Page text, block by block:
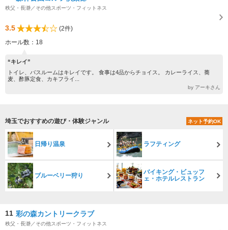
秩父・長瀞／その他スポーツ・フィットネス
3.5
(2件)
ホール数：18
“キレイ”
トイレ、バスルームはキレイです。 食事は4品からチョイス。 カレーライス、蕎
麦、酢豚定食、カキフライ...
by アーキさん
埼玉でおすすめの遊び・体験ジャンル ネット予約OK
日帰り温泉 ラフティング
ブルーベリー狩り
バイキング・ビュッフ
ェ・ホテルレストラン
11 彩の森カントリークラブ
秩父・長瀞／その他スポーツ・フィットネス